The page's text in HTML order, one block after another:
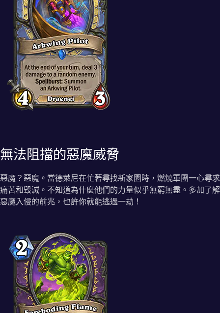
無法阻擋的惡魔威脅
惡魔？惡魔。當德萊尼在忙著尋找新家園時，燃燒軍團一心尋求
痛苦和毀滅。不知道為什麼他們的力量似乎無窮無盡。多加了解
惡魔入侵的前兆，也許你就能逃過一劫！